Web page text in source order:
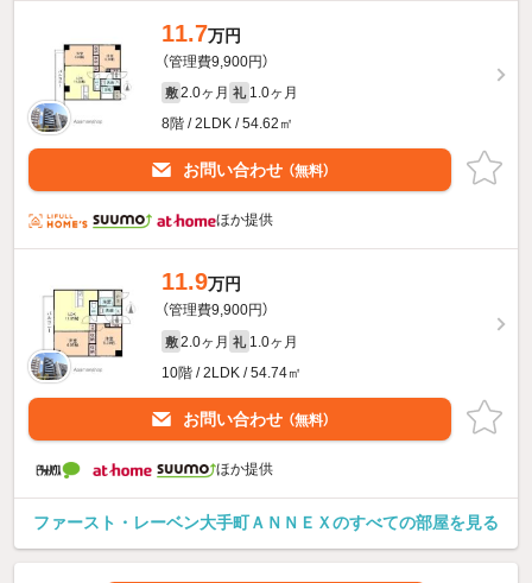
11.7万円
（管理費9,900円）
敷 2.0ヶ月 礼 1.0ヶ月
8階 / 2LDK / 54.62㎡
お問い合わせ （無料）
ほか提供
11.9万円
（管理費9,900円）
敷 2.0ヶ月 礼 1.0ヶ月
10階 / 2LDK / 54.74㎡
お問い合わせ （無料）
ほか提供
ファースト・レーベン大手町ＡＮＮＥＸのすべての部屋を見る